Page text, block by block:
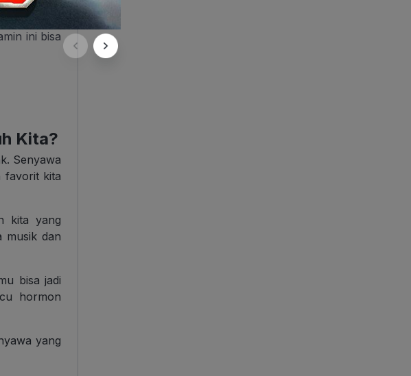
kita
ini bisa
Kita?
Senyawa
favorit kita
kita yang
musik dan
bisa jadi
hormon
yang